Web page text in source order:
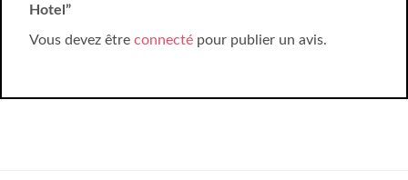
Hotel”
Vous devez être connecté pour publier un avis.